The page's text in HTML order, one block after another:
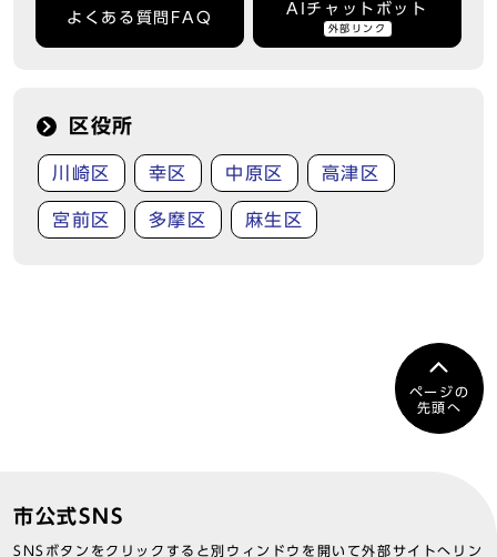
よくある質問FAQ
AIチャットボット
外部リンク
区役所
川崎区 幸区 中原区 高津区
宮前区 多摩区 麻生区
ページの
先頭へ
市公式SNS
SNSボタンをクリックすると別ウィンドウを開いて外部サイトへリン